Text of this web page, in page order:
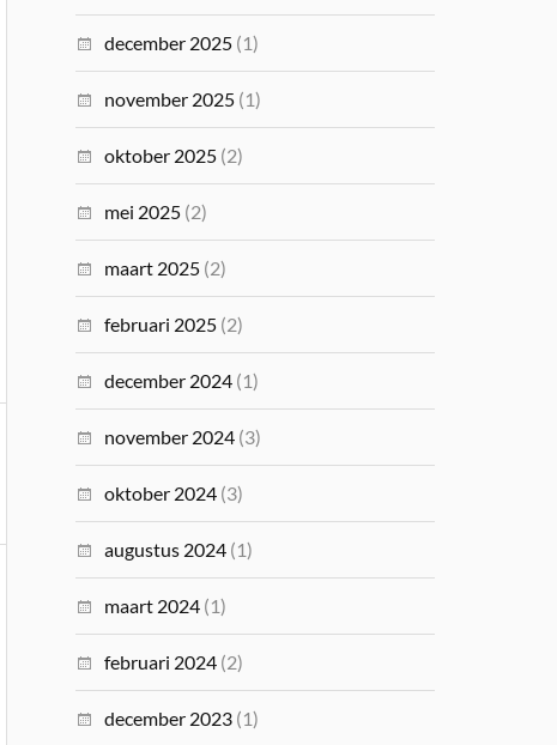
december 2025 (1)
november 2025 (1)
oktober 2025 (2)
mei 2025 (2)
maart 2025 (2)
februari 2025 (2)
december 2024 (1)
november 2024 (3)
oktober 2024 (3)
augustus 2024 (1)
maart 2024 (1)
februari 2024 (2)
december 2023 (1)